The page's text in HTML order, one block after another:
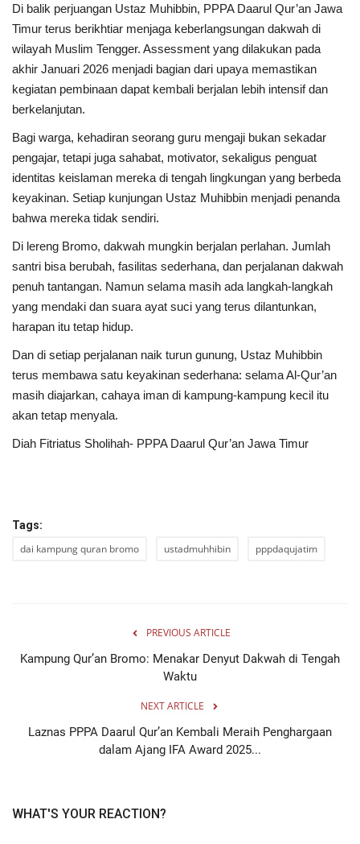
Di balik perjuangan Ustaz Muhibbin, PPPA Daarul Qur’an Jawa
Timur terus berikhtiar menjaga keberlangsungan dakwah di
wilayah Muslim Tengger. Assessment yang dilakukan pada
akhir Januari 2026 menjadi bagian dari upaya memastikan
kegiatan pembinaan dapat kembali berjalan lebih intensif dan
berkelanjutan.
Bagi warga, kehadiran seorang guru mengaji bukan sekadar
pengajar, tetapi juga sahabat, motivator, sekaligus penguat
identitas keislaman mereka di tengah lingkungan yang berbeda
keyakinan. Setiap kunjungan Ustaz Muhibbin menjadi penanda
bahwa mereka tidak sendiri.
Di lereng Bromo, dakwah mungkin berjalan perlahan. Jumlah
santri bisa berubah, fasilitas sederhana, dan perjalanan dakwah
penuh tantangan. Namun selama masih ada langkah-langkah
yang mendaki dan suara ayat suci yang terus dilantunkan,
harapan itu tetap hidup.
Dan di setiap perjalanan naik turun gunung, Ustaz Muhibbin
terus membawa satu keyakinan sederhana: selama Al-Qur’an
masih diajarkan, cahaya iman di kampung-kampung kecil itu
akan tetap menyala.
Diah Fitriatus Sholihah- PPPA Daarul Qur’an Jawa Timur
Tags:
dai kampung quran bromo ustadmuhhibin pppdaqujatim
PREVIOUS ARTICLE
Kampung Qur’an Bromo: Menakar Denyut Dakwah di Tengah
Waktu
NEXT ARTICLE
Laznas PPPA Daarul Qur’an Kembali Meraih Penghargaan
dalam Ajang IFA Award 2025...
WHAT'S YOUR REACTION?